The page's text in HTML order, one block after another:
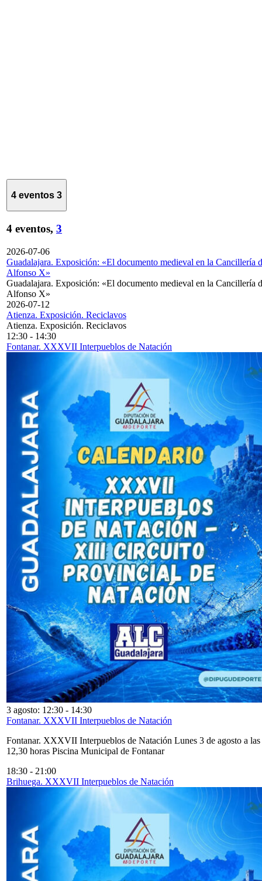
4 eventos 3
4 eventos, 3
2026-07-06
Guadalajara. Exposición: «El documento medieval en la Cancillería
Alfonso X»
Guadalajara. Exposición: «El documento medieval en la Cancillería
Alfonso X»
2026-07-12
Atienza. Exposición. Reciclavos
Atienza. Exposición. Reciclavos
12:30 - 14:30
Fontanar. XXXVII Interpueblos de Natación
3 agosto: 12:30 - 14:30
Fontanar. XXXVII Interpueblos de Natación
Fontanar. XXXVII Interpueblos de Natación Lunes 3 de agosto a las
12,30 horas Piscina Municipal de Fontanar
18:30 - 21:00
Brihuega. XXXVII Interpueblos de Natación